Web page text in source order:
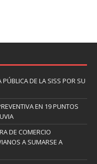
DE LA SISS POR SU
EN 19 PUNTOS
DE COMERCIO
A SUMARSE A